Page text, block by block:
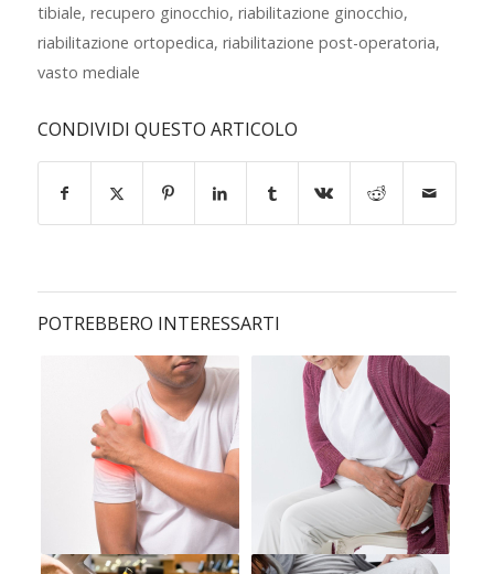
tibiale, recupero ginocchio, riabilitazione ginocchio,
riabilitazione ortopedica, riabilitazione post-operatoria,
vasto mediale
CONDIVIDI QUESTO ARTICOLO
POTREBBERO INTERESSARTI